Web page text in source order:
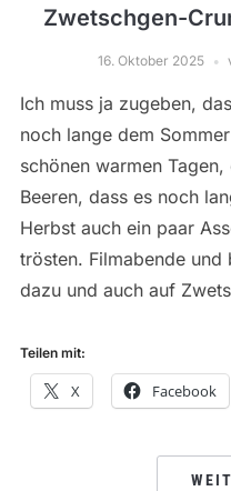
Zwetschgen-
16. Oktober 2025
Ich muss ja zugeben,
noch lange dem
schönen warmen
Beeren, dass es noch
Herbst auch ein paar
trösten. Filmabende
dazu und auch auf
Teilen mit:
X Facebook